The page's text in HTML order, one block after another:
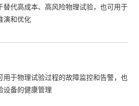
替代高成本、高风险物理试验，也可用于
演和优化
用于物理试验过程的故障监控和告警，也
设备的健康管理